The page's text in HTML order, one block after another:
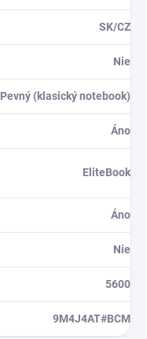
SK/CZ
Nie
Pevný (klasický notebook)
Áno
EliteBook
Áno
Nie
5600
9M4J4AT#BCM